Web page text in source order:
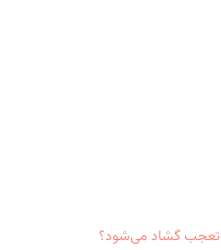
گشاد می‌شود؟